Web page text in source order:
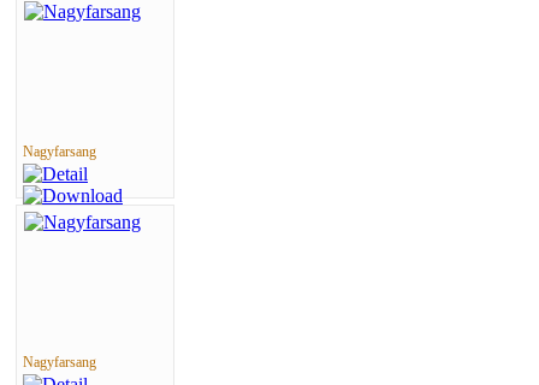
Nagyfarsang
Nagyfarsang